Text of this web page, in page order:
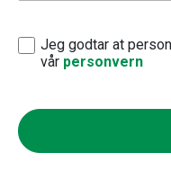
Jeg godtar at
vår personvern